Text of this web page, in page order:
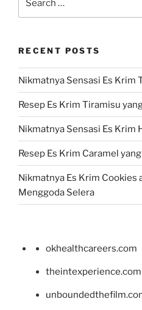
RECENT POSTS
Nikmatnya Sensasi Es Krim
Resep Es Krim Tiramisu
Nikmatnya Sensasi Es Krim
Resep Es Krim Caramel
Nikmatnya Es Krim Cookies
Menggoda Selera
okhealthcareers.com
theintexperience.com